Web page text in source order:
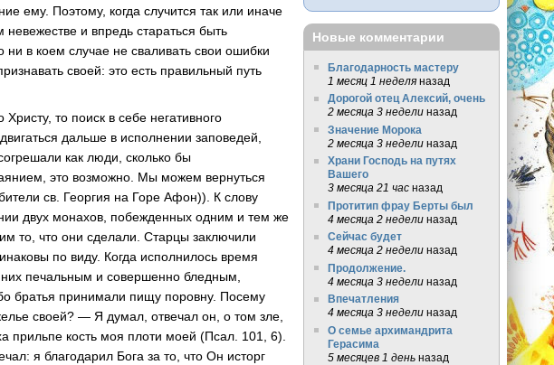
ему. Поэтому, когда случится так или иначе
и впредь стараться быть
в коем случае не сваливать свои ошибки
своей: это есть правильный путь
то поиск в себе негативного
дальше в исполнении заповедей,
как люди, сколько бы
это возможно. Мы можем вернуться
св. Георгия на Горе Афон)). К слову
двух монахов, побежденных одним и тем же
то, что они сделали. Старцы заключили
по виду. Когда исполнилось время
печальным и совершенно бледным,
братья принимали пищу поровну. Посему
своей? — Я думал, отвечал он, о том зле,
прильпе кость моя плоти моей (Псал. 101, 6).
я благодарил Бога за то, что Он исторг
Новые комментарии
Благодарность мастеру
1 месяц 1 неделяназад
Дорогой отец Алексий, очень
2 месяца 3 неделиназад
Значение Морока
2 месяца 3 неделиназад
Храни Господь на путях
Вашего
3 месяца 21 часназад
Протитип фрау Берты был
4 месяца 2 неделиназад
Сейчас будет
4 месяца 2 неделиназад
Продолжение.
4 месяца 3 неделиназад
Впечатления
4 месяца 3 неделиназад
О семье архимандрита
Герасима
5 месяцев 1 деньназад